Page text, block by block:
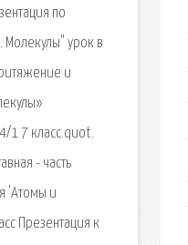
по
Молекулы" урок в
и
1 7 класс.quot.
- часть
'Атомы и
Презентация к